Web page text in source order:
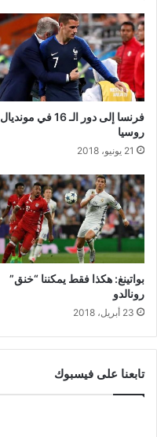
فرنسا إلى دور الـ 16 في مونديال
روسيا
21 يونيو، 2018
بواتينغ: هكذا فقط يمكننا “خنق”
رونالدو
23 أبريل، 2018
تابعنا على فيسبوك